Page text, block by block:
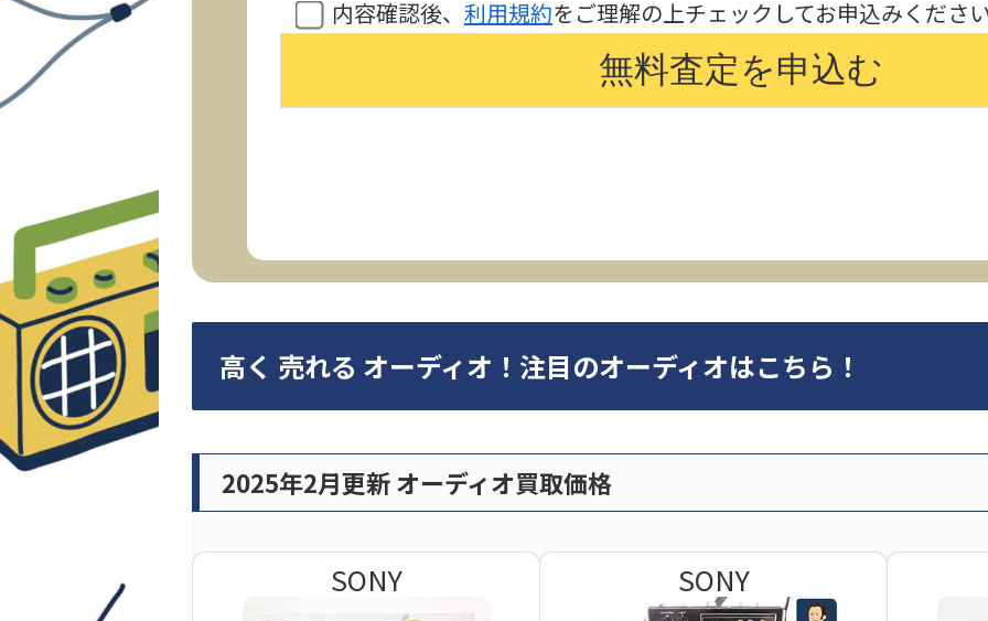
内容確認後、 利用規約をご理解の上チェックしてお申込みくださ
高く 売れる オーディオ！注目のオーディオはこちら！
2025年2月更新 オーディオ買取価格
SONY SONY